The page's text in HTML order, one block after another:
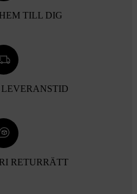
TILL DIG
RETURRÄTT